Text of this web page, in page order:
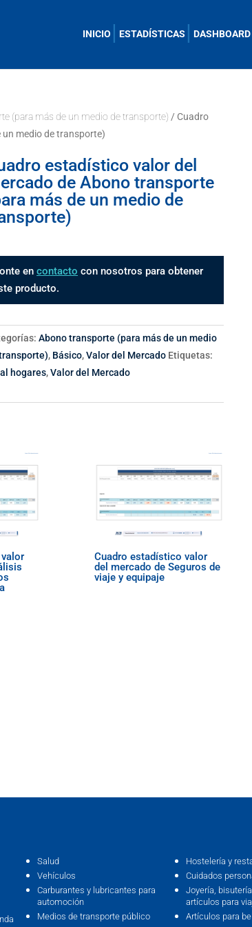
INICIO ESTADÍSTICAS DASHBOARD
(para más de un medio de transporte) / Cuadro
medio de transporte)
estadístico valor del
de Abono transporte
más de un medio de
encontacto con nosotros para obtener
producto.
Abono transporte (para más de un medio
, Básico,Valor del Mercado Etiquetas:
hogares,Valor del Mercado
Cuadro estadístico valor
del mercado de Seguros de
viaje y equipaje
Salud
Vehículos
Carburantes y lubricantes para
automoción
Medios de transporte público
Hostelería y
Cuidados
Joyería,
artículos para
Artículos para